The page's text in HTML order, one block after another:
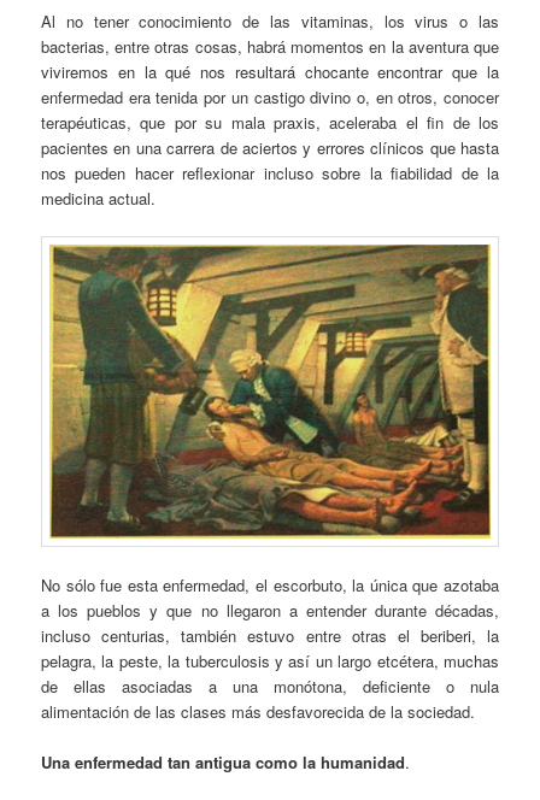
Al no tener conocimiento de las vitaminas, los virus o las
bacterias, entre otras cosas, habrá momentos en la aventura que
viviremos en la qué nos resultará chocante encontrar que la
enfermedad era tenida por un castigo divino o, en otros, conocer
terapéuticas, que por su mala praxis, aceleraba el fin de los
pacientes en una carrera de aciertos y errores clínicos que hasta
nos pueden hacer reflexionar incluso sobre la fiabilidad de la
medicina actual.
No sólo fue esta enfermedad, el escorbuto, la única que azotaba
a los pueblos y que no llegaron a entender durante décadas,
incluso centurias, también estuvo entre otras el beriberi, la
pelagra, la peste, la tuberculosis y así un largo etcétera, muchas
de ellas asociadas a una monótona, deficiente o nula
alimentación de las clases más desfavorecida de la sociedad.
Una enfermedad tan antigua como la humanidad.